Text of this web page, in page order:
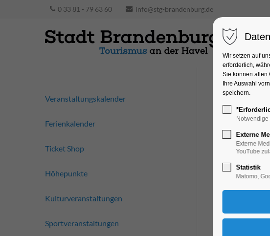
0 33 81 - 79 63 60 info@stg-brandenburg.de
Veranstaltungskalender
Ferienkalender
Ticket Shop
Höhepunkte
Kulturveranstaltungen
Sportveranstaltungen
Wir setzen auf
erforderlich,
Sie können allen
Ihre Auswahl
speichern.
Externe
Externe
YouTube
Statistik
Matomo,